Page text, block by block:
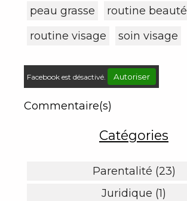
peau grasse
routine beauté
routine visage
soin visage
Facebook est désactivé. Autoriser
Commentaire(s)
Catégories
Parentalité (23)
Juridique (1)